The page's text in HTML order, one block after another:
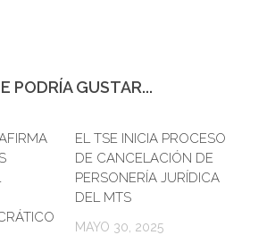
PODRÍA GUSTAR...
EL TSE INICIA PROCESO
DE CANCELACIÓN DE
PERSONERÍA JURÍDICA
DEL MTS
MAYO 30, 2025